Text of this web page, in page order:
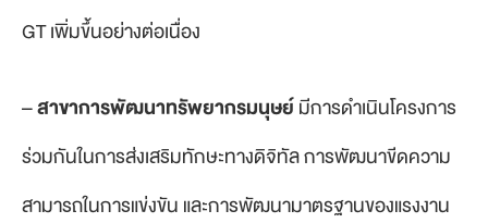
GT เพิ่มขึ้นอย่างต่อเนื่อง
–สาขาการพัฒนาทรัพยากรมนุษย์มีการดำเนินโครงการ
ร่วมกันในการส่งเสริมทักษะทางดิจิทัล การพัฒนาขีดความ
สามารถในการแข่งขัน และการพัฒนามาตรฐานของแรงงาน